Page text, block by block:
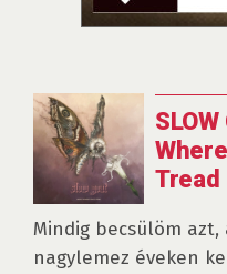
SLOW
Tread
Mindig becsülöm
nagylemez éveken